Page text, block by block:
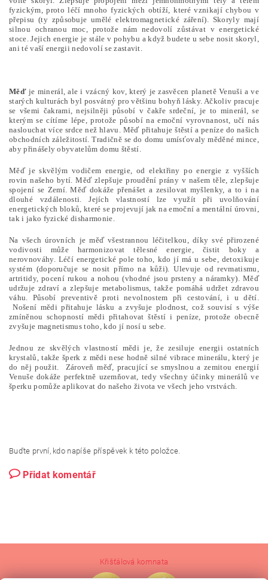
fyzickým, proto léčí mnoho fyzických obtíží, které vznikají chybou v
přepisu (ty způsobuje umělé elektromagnetické záření). Skoryly mají
silnou ochranou moc, protože nám nedovolí zůstávat v energetické
stoce. Jejich energie je stále v pohybu a když budete u sebe nosit skoryl,
ani té vaší energii nedovolí se zastavit.
Měď je minerál, ale i vzácný kov, který je zasvěcen planetě Venuši a ve
starých kulturách byl posvátný pro většinu bohyň lásky. Ačkoliv pracuje
se všemi čakrami, nejsilněji působí v čakře srdeční, je to minerál, se
kterým se cítíme lépe, protože působí na emoční vyrovnanost, učí nás
naslouchat více srdce než hlavu. Měď přitahuje štěstí a peníze do našich
obchodních záležitostí. Tradičně se do domu umísťovaly měděné mince,
aby přinášely obyvatelům domu štěstí.
Měď je skvělým vodičem energie, od elektřiny po energie z vyšších
rovin našeho bytí. Měď zlepšuje proudění prány v našem těle, zlepšuje
spojení se Zemí. Měď dokáže přenášet a zesilovat myšlenky, a to i na
dlouhé vzdálenosti. Jejích vlastností lze využít při uvolňování
energetických bloků, které se projevují jak na emoční a mentální úrovni,
tak i jako fyzické disharmonie.
Na všech úrovních je měď všestrannou léčitelkou, díky své přirozené
vodivosti může harmonizovat tělesné energie, čistit boky a
nerovnováhy. Léčí energetické pole toho, kdo jí má u sebe, detoxikuje
systém (doporučuje se nosit přímo na kůži). Ulevuje od revmatismu,
artritidy, pocení rukou a nohou (vhodné jsou prsteny a náramky). Měď
udržuje zdraví a zlepšuje metabolismus, takže pomáhá udržet zdravou
váhu. Působí preventivě proti nevolnostem při cestování, i u dětí.
Nošení mědi přitahuje lásku a zvyšuje plodnost, což souvisí s výše
zmíněnou schopností mědi přitahovat štěstí i peníze, protože obecně
zvyšuje magnetismus toho, kdo jí nosí u sebe.
Jednou ze skvělých vlastností mědi je, že zesiluje energii ostatních
krystalů, takže šperk z mědi nese hodně silné vibrace minerálu, který je
do něj použit. Zároveň měď, pracující se smyslnou a zemitou energií
Venuše dokáže perfektně uzemňovat, tedy všechny účinky minerálů ve
šperku pomůže aplikovat do našeho života ve všech jeho vrstvách.
Buďte první, kdo napíše příspěvek k této položce.
Přidat komentář
Křišťálová komnata